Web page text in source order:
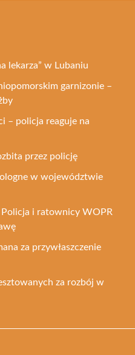
lekarza” w Lubaniu
garnizonie –
– policja reaguje na
przez policję
w województwie
i ratownicy WOPR
za przywłaszczenie
za rozbój w